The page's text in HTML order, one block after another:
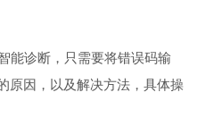
能诊断，只需要将错误码输
原因，以及解决方法，具体操